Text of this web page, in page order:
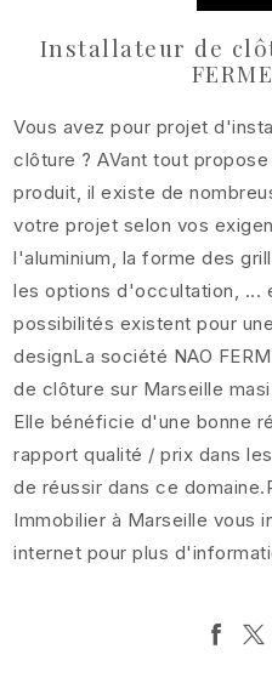
Installateur de
Vous avez pour projet
clôture ? AVant tout
produit, il existe de
votre projet selon vos
l'aluminium, la forme des
les options d'occultation, ...
possibilités existent pour
designLa société NAO
de clôture sur Marseille
Elle bénéficie d'une bonne
rapport qualité / prix dans
de réussir dans ce
Immobilier à Marseille vous
internet pour plus